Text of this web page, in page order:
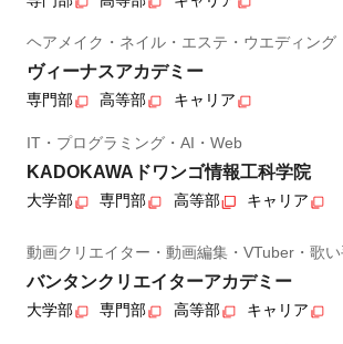
ヘアメイク・ネイル・エステ・ウエディング
ヴィーナスアカデミー
専門部 高等部 キャリア
IT・プログラミング・AI・Web
KADOKAWAドワンゴ情報工科学院
大学部 専門部 高等部 キャリア
動画クリエイター・動画編集・VTuber・歌
バンタンクリエイターアカデミー
大学部 専門部 高等部 キャリア